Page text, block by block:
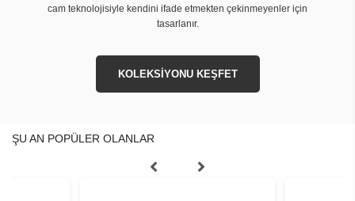
cam teknolojisiyle kendini ifade etmekten çekinmeyenler için
tasarlanır.
KOLEKSİYONU KEŞFET
ŞU AN POPÜLER OLANLAR